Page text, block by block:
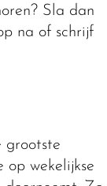
Sla dan
na of schrijf
grootste
op wekelijkse